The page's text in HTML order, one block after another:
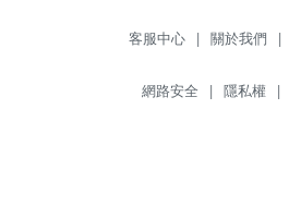
客服中心 | 關於我們 |
網路安全 | 隱私權 |